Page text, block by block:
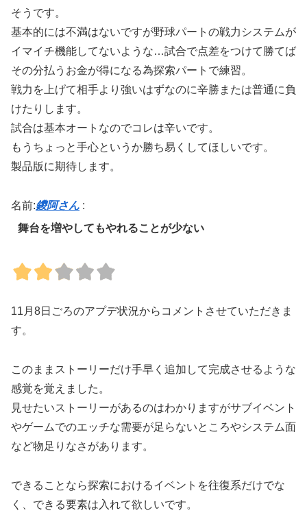
そうです。
基本的には不満はないですが野球パートの戦力システムが
イマイチ機能してないような…試合で点差をつけて勝てば
その分払うお金が得になる為探索パートで練習。
戦力を上げて相手より強いはずなのに辛勝または普通に負
けたりします。
試合は基本オートなのでコレは辛いです。
もうちょっと手心というか勝ち易くしてほしいです。
製品版に期待します。
名前:鑁阿さん :
舞台を増やしてもやれることが少ない
11月8日ごろのアプデ状況からコメントさせていただきま
す。
このままストーリーだけ手早く追加して完成させるような
感覚を覚えました。
見せたいストーリーがあるのはわかりますがサブイベント
やゲームでのエッチな需要が足らないところやシステム面
など物足りなさがあります。
できることなら探索におけるイベントを往復系だけでな
く、できる要素は入れて欲しいです。